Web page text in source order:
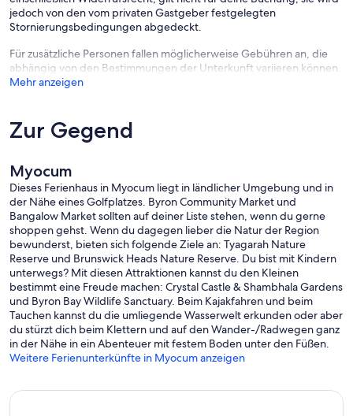
jedoch von den vom privaten Gastgeber festgelegten
Stornierungsbedingungen abgedeckt.
Für zusätzliche Personen fallen möglicherweise Gebühren an, die
abhängig von den Bestimmungen der Unterkunft variieren können.
Mehr anzeigen
Zur Gegend
Myocum
Dieses Ferienhaus in Myocum liegt in ländlicher Umgebung und in
der Nähe eines Golfplatzes. Byron Community Market und
Bangalow Market sollten auf deiner Liste stehen, wenn du gerne
shoppen gehst. Wenn du dagegen lieber die Natur der Region
bewunderst, bieten sich folgende Ziele an: Tyagarah Nature
Reserve und Brunswick Heads Nature Reserve. Du bist mit Kindern
unterwegs? Mit diesen Attraktionen kannst du den Kleinen
bestimmt eine Freude machen: Crystal Castle & Shambhala Gardens
und Byron Bay Wildlife Sanctuary. Beim Kajakfahren und beim
Tauchen kannst du die umliegende Wasserwelt erkunden oder aber
du stürzt dich beim Klettern und auf den Wander-/Radwegen ganz
in der Nähe in ein Abenteuer mit festem Boden unter den Füßen.
Weitere Ferienunterkünfte in Myocum anzeigen